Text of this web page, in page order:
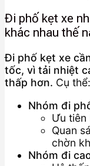
Đi phố kẹt xe
khác nhau thế
Đi phố kẹt xe
tốc, vì tải nhiệt
thấp hơn. Cụ thể:
Nhóm đi
Ưu tiên
Quan
chờn
Nhóm đi